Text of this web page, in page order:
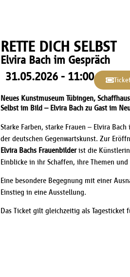
RETTE DICH SELBST
Elvira Bach im Gespräch
31.05.2026 - 11:00
Neues Kunstmuseum Tübingen,
Selbst im Bild – Elvira Bach zu Gast im
Starke Farben, starke Frauen – Elvira
der deutschen Gegenwartskunst. Zur
Elvira Bachs Frauenbilderist die
Einblicke in ihr Schaffen, ihre Themen
Eine besondere Begegnung mit einer
Einstieg in eine Ausstellung.
Das Ticket gilt gleichzeitig als